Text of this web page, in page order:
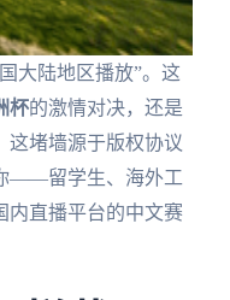
大陆地区播放”。这
杯的激情对决，还是
这堵墙源于版权协议
——留学生、海外工
直播平台的中文赛